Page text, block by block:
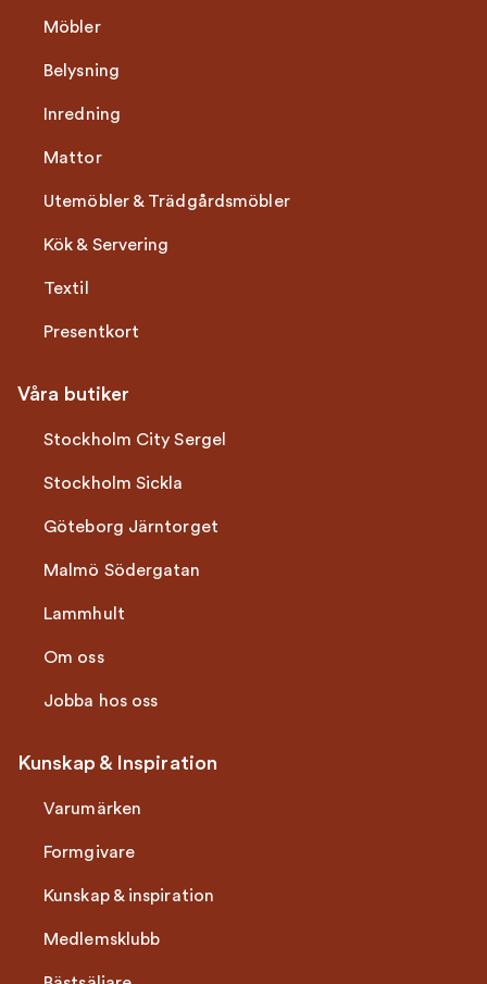
Möbler
Belysning
Inredning
Mattor
Utemöbler & Trädgårdsmöbler
Kök & Servering
Textil
Presentkort
Våra butiker
Stockholm City Sergel
Stockholm Sickla
Göteborg Järntorget
Malmö Södergatan
Lammhult
Om oss
Jobba hos oss
Kunskap & Inspiration
Varumärken
Formgivare
Kunskap & inspiration
Medlemsklubb